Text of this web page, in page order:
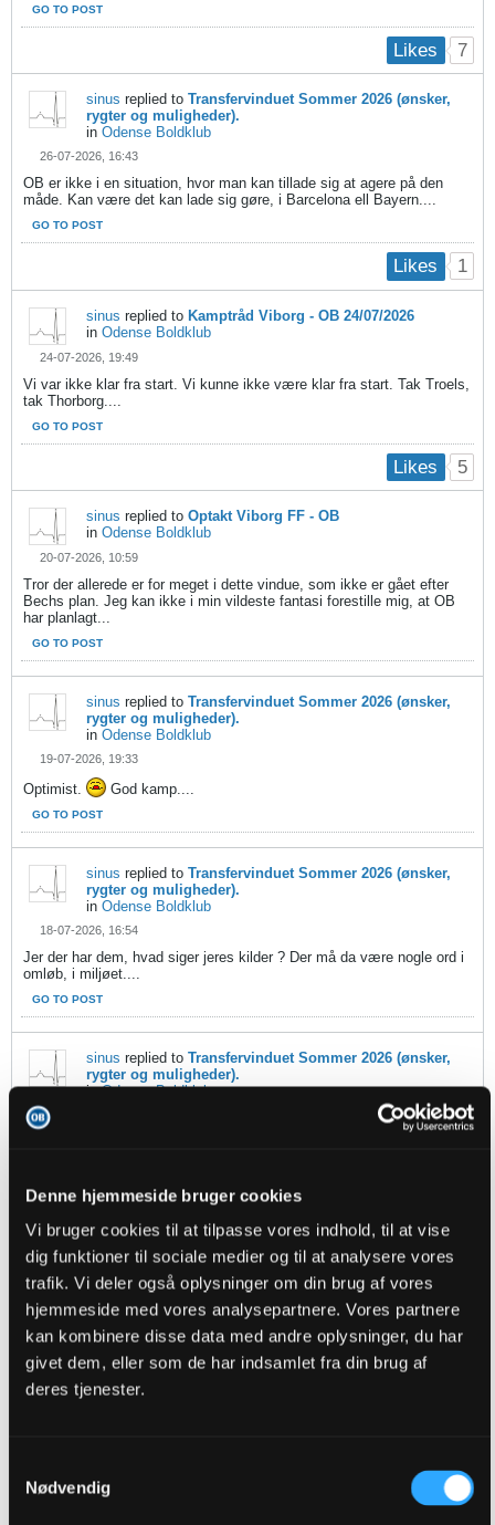
Denne hjemmeside bruger cookies
Vi bruger cookies til at tilpasse vores indhold, til at vise
dig funktioner til sociale medier og til at analysere vores
trafik. Vi deler også oplysninger om din brug af vores
hjemmeside med vores analysepartnere. Vores partnere
kan kombinere disse data med andre oplysninger, du har
givet dem, eller som de har indsamlet fra din brug af
deres tjenester.
Nødvendig
GO TO POST
Likes 7
sinus replied to Transfervinduet Sommer 2026 (ønsker,
rygter og muligheder).
in Odense Boldklub
26-07-2026, 16:43
OB er ikke i en situation, hvor man kan tillade sig at agere på den
måde. Kan være det kan lade sig gøre, i Barcelona ell Bayern....
GO TO POST
Likes 1
sinus replied to Kamptråd Viborg - OB 24/07/2026
in Odense Boldklub
24-07-2026, 19:49
Vi var ikke klar fra start. Vi kunne ikke være klar fra start. Tak Troels,
tak Thorborg....
GO TO POST
Likes 5
sinus replied to Optakt Viborg FF - OB
in Odense Boldklub
20-07-2026, 10:59
Tror der allerede er for meget i dette vindue, som ikke er gået efter
Bechs plan. Jeg kan ikke i min vildeste fantasi forestille mig, at OB
har planlagt...
GO TO POST
sinus replied to Transfervinduet Sommer 2026 (ønsker,
rygter og muligheder).
in Odense Boldklub
19-07-2026, 19:33
Optimist. God kamp....
GO TO POST
sinus replied to Transfervinduet Sommer 2026 (ønsker,
rygter og muligheder).
in Odense Boldklub
18-07-2026, 16:54
Jer der har dem, hvad siger jeres kilder ? Der må da være nogle ord i
omløb, i miljøet....
GO TO POST
sinus replied to Transfervinduet Sommer 2026 (ønsker,
rygter og muligheder).
inOdense Boldklub
18-07-2026, 12:48
sinusreplied toTransfervinduet Sommer 2026 (ønsker,
rygter og muligheder).
inOdense Boldklub
17-07-2026, 20:04
Det kan lade sig gøre, at være på forkant, i klubber som Sønderjyske
og Randers. Vi er for tæt på sæsonstart, til at det her kan beskrives
som is i maven....
GO TO POST
inOdense Boldklub